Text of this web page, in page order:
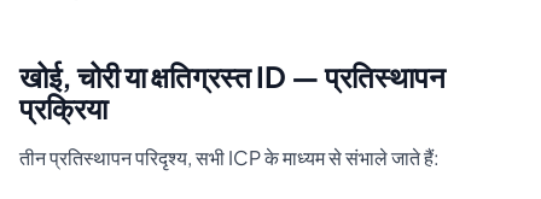
खोई, चोरी या क्षतिग्रस्त ID — प्रतिस्थापन
प्रक्रिया
तीन प्रतिस्थापन परिदृश्य, सभी ICP के माध्यम से संभाले जाते हैं: